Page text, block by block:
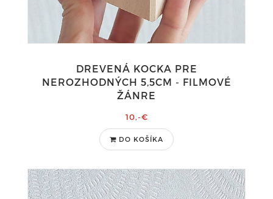
DREVENÁ KOCKA PRE
NEROZHODNÝCH 5,5CM - FILMOVÉ
ŽÁNRE
10,-€
DO KOŠÍKA